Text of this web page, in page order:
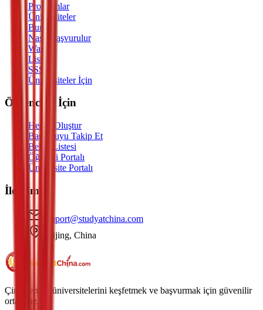
Programlar
Üniversiteler
Burslar
Nasıl Başvurulur
Watch
Listen
SSS
Üniversiteler İçin
Öğrenciler İçin
Hesap Oluştur
Başvuruyu Takip Et
Belge Listesi
Öğrenci Portalı
Üniversite Portalı
İletişim
support@studyatchina.com
Beijing, China
Çin'in en iyi üniversitelerini keşfetmek ve başvurmak için güvenilir
ortağınız.